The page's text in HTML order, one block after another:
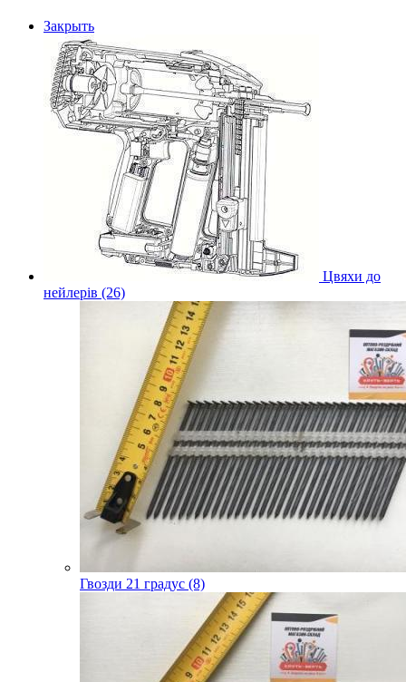
Закрыть
Цвяхи до
нейлерів (26)
Гвозди 21 градус (8)